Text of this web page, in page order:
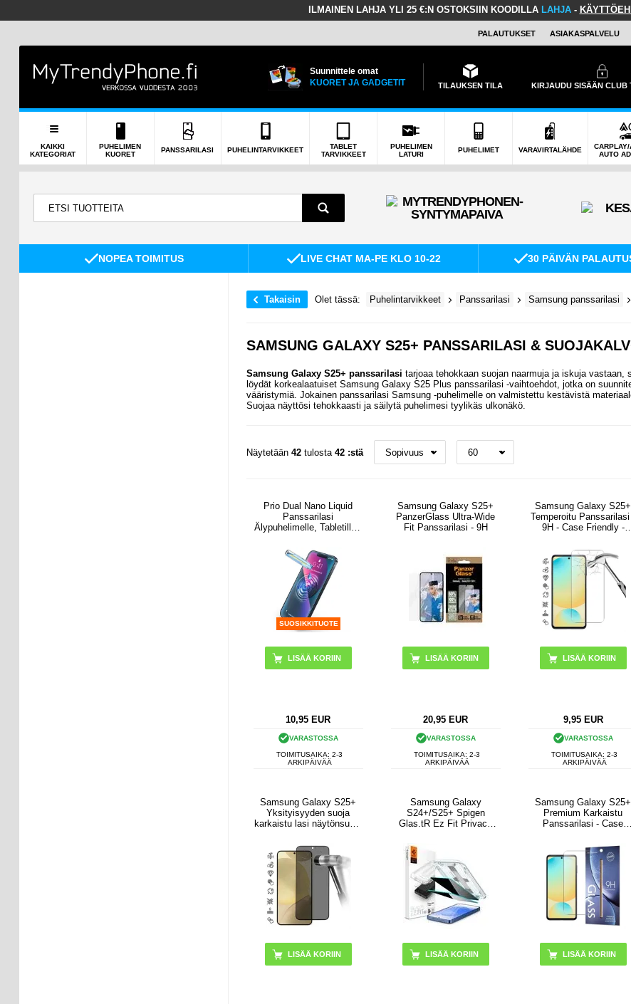
ILMAINEN LAHJA YLI 25 €:N OSTOKSIIN KOODILLA LAHJA-
PALAUTUKSET ASIAKASPALVELU
Suunnittele omat
KUORET JA GADGETIT
TILAUKSEN TILA KIRJAUDU SISÄÄN CLUB
KAIKKI
KATEGORIAT
PUHELIMEN
KUORET
PANSSARILASI PUHELINTARVIKKEET
TABLET
TARVIKKEET
PUHELIMEN
LATURI
PUHELIMET VARAVIRTALÄHDE
CARPLAY/
AUTO
NOPEA TOIMITUS LIVE CHAT MA-PE KLO 10-22 30 PÄIVÄN
Takaisin Olet tässä: Puhelintarvikkeet Panssarilasi Samsung panssarilasi
SAMSUNG GALAXY S25+ PANSSARILASI &
Samsung Galaxy S25+ panssarilasi tarjoaa tehokkaan suojan naarmuja ja iskuja vastaan,
löydät korkealaatuiset Samsung Galaxy S25 Plus panssarilasi -vaihtoehdot, jotka on
vääristymiä. Jokainen panssarilasi Samsung -puhelimelle on valmistettu kestävistä
Suojaa näyttösi tehokkaasti ja säilytä puhelimesi tyylikäs ulkonäkö.
Näytetään 42tulosta 42 :stä
Prio Dual Nano Liquid
Panssarilasi
Älypuhelimelle, Tabletille -
SUOSIKKITUOTE
10,95 EUR
VARASTOSSA
TOIMITUSAIKA: 2-3
ARKIPÄIVÄÄ
Samsung Galaxy S25+
PanzerGlass Ultra-Wide
Fit Panssarilasi - 9H
20,95 EUR
VARASTOSSA
TOIMITUSAIKA: 2-3
ARKIPÄIVÄÄ
Samsung Galaxy S25+
Temperoitu
9H - Case Friendly -
9,95 EUR
VARASTOSSA
TOIMITUSAIKA: 2-3
ARKIPÄIVÄÄ
Samsung Galaxy S25+
Yksityisyyden suoja
karkaistu lasi näytönsuoja
sormenjälkilukituksen
avaamista - Musta reuna
Samsung Galaxy
S24+/S25+ Spigen
Glas.tR Ez Fit Privacy
Samsung Galaxy S25+
Premium Karkaistu
Panssarilasi - Case